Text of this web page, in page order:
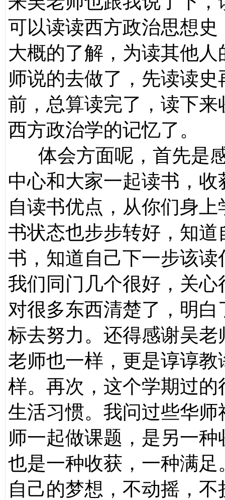
可以读读西方政治思想
大概的了解，为读其他
师说的去做了，先读读
前，总算读完了，读下
西方政治学的记忆了。
体会方面呢，首先是
中心和大家一起读书，
自读书优点，从你们身
书状态也步步转好，知
书，知道自己下一步该
我们同门几个很好，关
对很多东西清楚了，明
标去努力。还得感谢吴
老师也一样，更是谆谆
样。再次，这个学期过
生活习惯。我问过些华
师一起做课题，是另一
也是一种收获，一种满
自己的梦想，不动摇，